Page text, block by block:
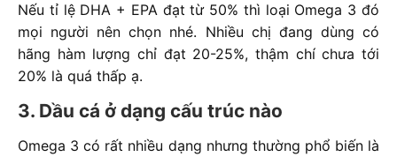
Nếu tỉ lệ DHA + EPA đạt từ 50% thì loại Omega 3 đó
mọi người nên chọn nhé. Nhiều chị đang dùng có
hãng hàm lượng chỉ đạt 20-25%, thậm chí chưa tới
20% là quá thấp ạ.
3. Dầu cá ở dạng cấu trúc nào
Omega 3 có rất nhiều dạng nhưng thường phổ biến là